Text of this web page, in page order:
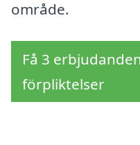
område.
Få 3
förpliktelser